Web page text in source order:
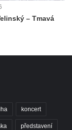
– Tmavá
koncert
představení